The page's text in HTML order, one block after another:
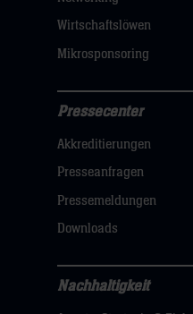
Wirtschaftslöwen
Mikrosponsoring
Navigation
öffnen,
dann
klicken
hier
Pressecenter
Akkreditierungen
Presseanfragen
Pressemeldungen
Downloads
Nachhaltigkeit
Nachhaltigkeit